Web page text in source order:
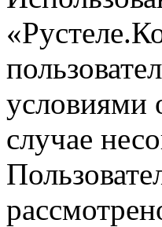
условиями
случае